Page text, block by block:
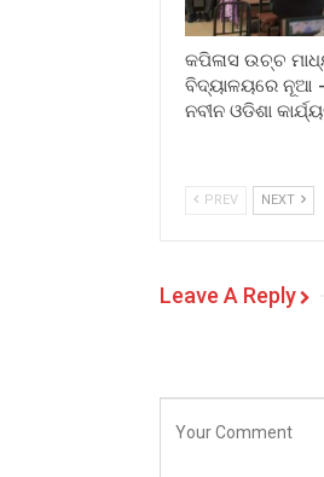
କପିଳାସ ଉଚ୍ଚ
ବିଦ୍ୟାଳୟରେ ନୂଆ
ନବୀନ ଓଡିଶା
PREV NEXT
Leave A Reply